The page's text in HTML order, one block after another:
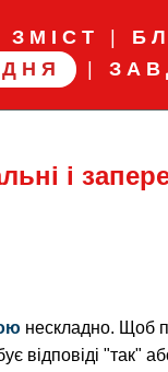
ЗМІСТ
|
і
нескладно. Щоб
відповіді "так"